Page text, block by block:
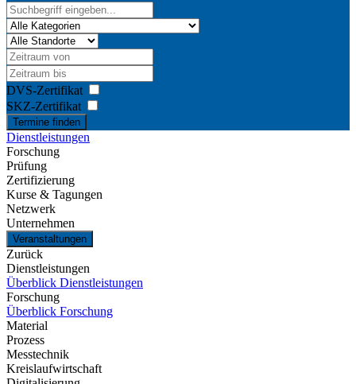
DVS-Zertifikat
SKZ-Zertifikat
Termine finden
Dienstleistungen
Forschung
Prüfung
Zertifizierung
Kurse & Tagungen
Netzwerk
Unternehmen
Veranstaltungen
Zurück
Dienstleistungen
Überblick Dienstleistungen
Forschung
Überblick Forschung
Material
Prozess
Messtechnik
Kreislaufwirtschaft